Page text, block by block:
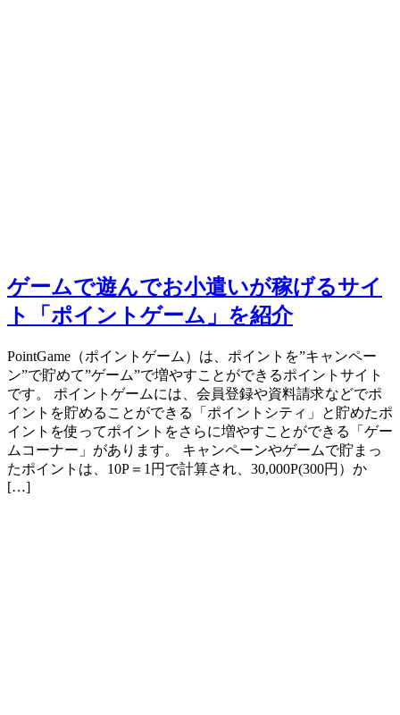
ゲームで遊んでお小遣いが稼げるサイ
ト「ポイントゲーム」を紹介
PointGame（ポイントゲーム）は、ポイントを”キャンペー
ン”で貯めて”ゲーム”で増やすことができるポイントサイト
です。 ポイントゲームには、会員登録や資料請求などでポ
イントを貯めることができる「ポイントシティ」と貯めたポ
イントを使ってポイントをさらに増やすことができる「ゲー
ムコーナー」があります。 キャンペーンやゲームで貯まっ
たポイントは、10P＝1円で計算され、30,000P(300円）か
[…]